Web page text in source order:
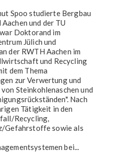
Spoo studierte Bergbau
und der TU
Doktorand im
Jülich und
der RWTH Aachen im
und Recycling
dem Thema
zur Verwertung und
Steinkohlenaschen und
Nach
Tätigkeit in den
Recycling,
Gefahrstoffe sowie als
bei...